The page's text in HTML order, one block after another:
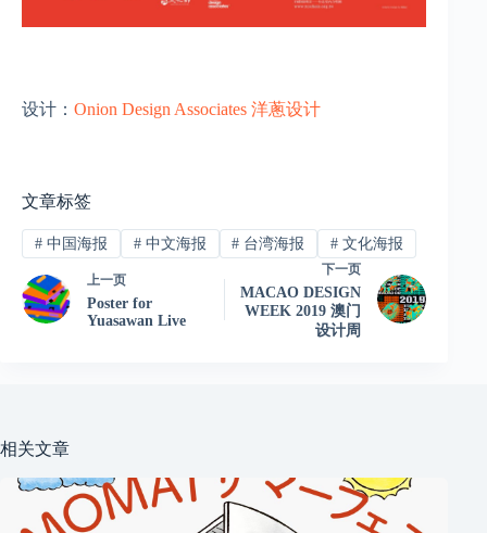
设计： Onion Design Associates 洋蔥设计
文章标签
#中国海报 #中文海报 # 台湾海报 # 文化海报
上一页
Poster for
Yuasawan Live
下一页
MACAO DESIGN
WEEK 2019 澳门
设计周
相关文章